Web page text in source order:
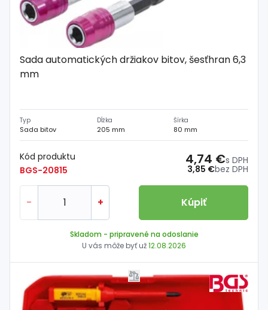
Sada automatických držiakov bitov, šesťhran 6,3
mm
Typ
Sada bitov
Dĺžka
205 mm
Šírka
80 mm
Kód produktu
BGS-20815
3,85 €bez DPH
4,74 €s DPH
- + Kúpiť
Skladom - pripravené na odoslanie
U vás môže byť už12.08.2026